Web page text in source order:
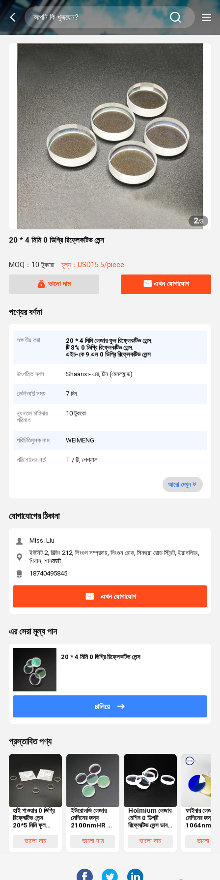
2/3
20 * 4 মিমি 0 ডিগ্রি রিফ্লেকটিভ লেন্স
MOQ：10 টুকরো মূল্য：USD15.5/piece
ভালো দাম এখন যোগাযোগ
পণ্যের বর্ণনা
লক্ষণীয় করা 20 * 4 মিমি লেজার ফুল রিফ্লেকটিভ লেন্স,
টি 8% 0 ডিগ্রি রিফ্লেকটিভ লেন্স,
এইচ-কে 9 এল 0 ডিগ্রি রিফ্লেকটিভ লেন্স
উৎপত্তি স্থল Shaanxi- এর, চীন (মেনল্যান্ড)
ডেলিভারি সময় 7 দিন
ন্যূনতম চাহিদার
পরিমাণ
10 টুকরো
পরিচিতিমুলক নাম WEIMENG
পরিশোধের শর্ত T / টি, পেপ্যাল
আরো দেখুন
যোগাযোগের ঠিকানা
Miss. Liu
ইউনিট 2, বিল্ডিং 212, লিংগুন সম্প্রদায়, লিংগুন রোড, সিনহুয়া রোড স্ট্রিট, ইয়ানলিয়ং,
শিয়ান, শানक्सी
18740495845
এখন যোগাযোগ
এর সেরা মূল্য পান
20 * 4 মিমি 0 ডিগ্রি রিফ্লেকটিভ লেন্স
চালিয়ে
প্রস্তাবিত পণ্য
হাই পাওয়ার 0 ডিগ্রি
রিফ্লেক্টিভ লেন্স
20*5 মিমি ফুল
ভালো দাম
ইউরোলজি লেজার
মেশিনের জন্য
2100nmHR 0
ভালো দাম
Holmium লেজার
মেশিন 0 ডিগ্রী
রিফ্লেক্টিভ লেন্স ডাবল
ভালো দাম
ফাইবার লেজার
মেশিনের জন্য
1064nmHR
উইন্ডোজভালো দাম